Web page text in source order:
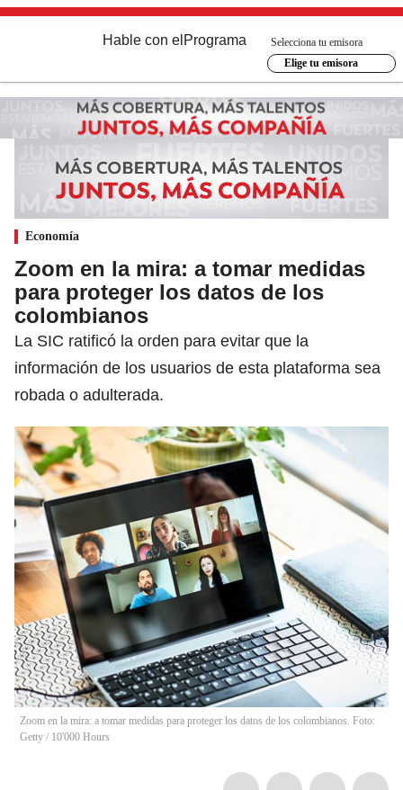
Hable con el Programa
Selecciona tu emisora
Elige tu emisora
Economía
Zoom en la mira: a tomar medidas
para proteger los datos de los
colombianos
La SIC ratificó la orden para evitar que la
información de los usuarios de esta plataforma sea
robada o adulterada.
Zoom en la mira: a tomar medidas para proteger los datos de los colombianos. Foto:
Getty / 10'000 Hours